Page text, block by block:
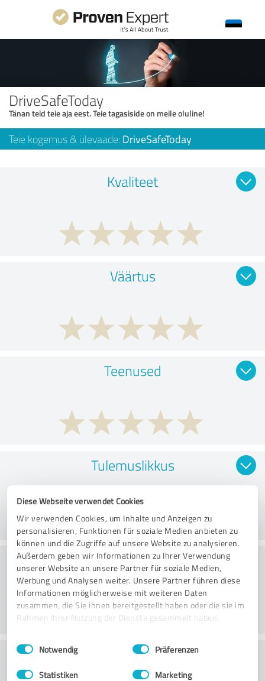
Diese Webseite verwendet Cookies
Wir verwenden Cookies, um Inhalte und Anzeigen zu
personalisieren, Funktionen für soziale Medien anbieten zu
können und die Zugriffe auf unsere Website zu analysieren.
Außerdem geben wir Informationen zu Ihrer Verwendung
unserer Website an unsere Partner für soziale Medien,
Werbung und Analysen weiter. Unsere Partner führen diese
Informationen möglicherweise mit weiteren Daten
zusammen, die Sie ihnen bereitgestellt haben oder die sie im
Rahmen Ihrer Nutzung der Dienste gesammelt haben.
Impressum Datenschutzbestimmungen
Einwilligungsauswahl
Notwendig Präferenzen
Statistiken Marketing
DriveSafeToday
Tänan teid teie aja eest. Teie tagasiside on meile oluline!
Teie kogemus & ülevaade: DriveSafeToday
Kvaliteet
Väärtus
Teenused
Tulemuslikkus
Konsultatsioon
Klienditeenindus